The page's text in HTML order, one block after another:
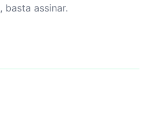
basta assinar.